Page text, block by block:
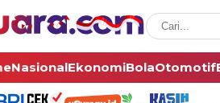
NasionalEkonomiBolaOtomotif